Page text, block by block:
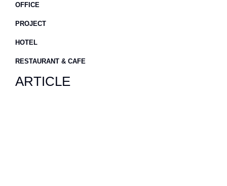
OFFICE
PROJECT
HOTEL
RESTAURANT & CAFE
ARTICLE